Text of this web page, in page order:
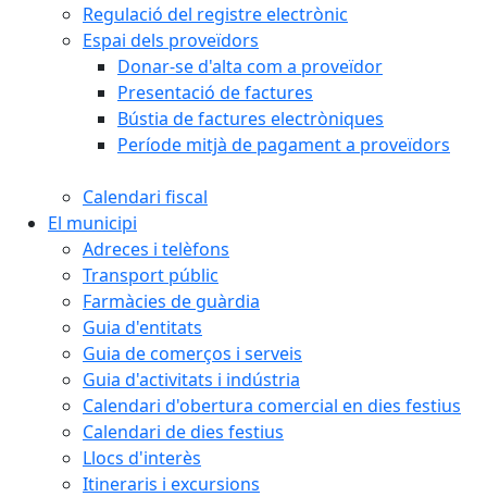
Regulació del registre electrònic
Espai dels proveïdors
Donar-se d'alta com a proveïdor
Presentació de factures
Bústia de factures electròniques
Període mitjà de pagament a proveïdors
Calendari fiscal
El municipi
Adreces i telèfons
Transport públic
Farmàcies de guàrdia
Guia d'entitats
Guia de comerços i serveis
Guia d'activitats i indústria
Calendari d'obertura comercial en dies festius
Calendari de dies festius
Llocs d'interès
Itineraris i excursions